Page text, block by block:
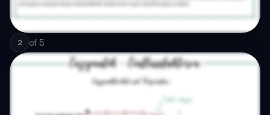
2 of 5